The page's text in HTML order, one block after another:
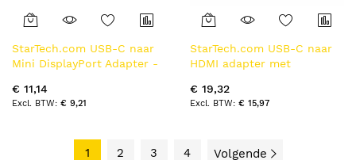
StarTech.com USB-C naar
Mini DisplayPort Adapter -
Type-C naar Mini DP
Adapter - Verbeterde versie
€ 11,14
€ 9,21
StarTech.com USB-C naar
HDMI adapter met
€ 19,32
€ 15,97
1 2 3 4 Volgende